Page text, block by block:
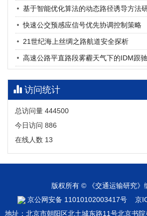
2026, 12(3): 202-216.https://doi.org/
9931.2026.03.016
摘要 (21) HTML(18)
快速公交预感应信号优先协调控制策略
21世纪海上丝绸之路航道安全探析
访问统计
总访问量 444500
今日访问 886
在线人数 13
版权所有 © 《交通运输研究
京公网安备 11010102003417号
京
地址：北京市朝阳区北土城东路11号北京书